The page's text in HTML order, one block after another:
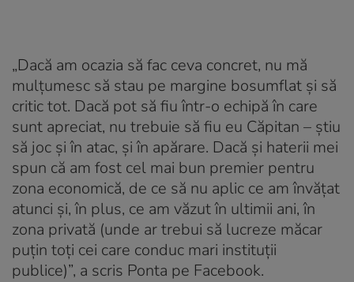
„Dacă am ocazia să fac ceva concret, nu mă
mulțumesc să stau pe margine bosumflat și să
critic tot. Dacă pot să fiu într-o echipă în care
sunt apreciat, nu trebuie să fiu eu Căpitan – știu
să joc și în atac, și în apărare. Dacă și haterii mei
spun că am fost cel mai bun premier pentru
zona economică, de ce să nu aplic ce am învățat
atunci și, în plus, ce am văzut în ultimii ani, în
zona privată (unde ar trebui să lucreze măcar
puțin toți cei care conduc mari instituții
publice)”, a scris Ponta pe Facebook.